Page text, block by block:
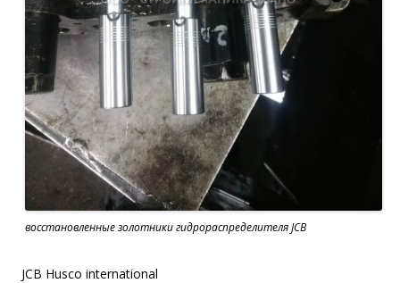
восстановленные золотники гидрораспределителя JCB
JCB Husco international